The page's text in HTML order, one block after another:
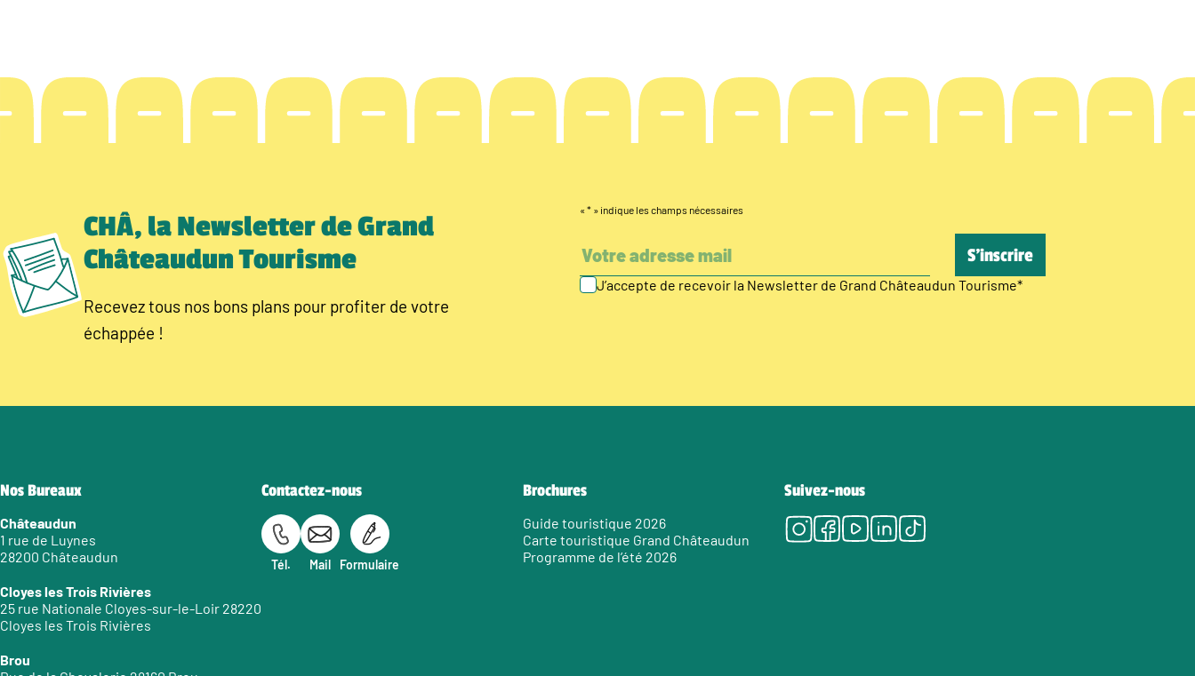
CHÂ, la Newsletter de Grand
Châteaudun Tourisme
Recevez tous nos bons plans pour profiter de votre
échappée !
« * » indique les champs nécessaires
J’accepte de recevoir la Newsletter de Grand Châteaudun Tourisme*
Nos Bureaux
Châteaudun
1 rue de Luynes
28200 Châteaudun
Cloyes les Trois Rivières
25 rue Nationale Cloyes-sur-le-Loir 28220
Cloyes les Trois Rivières
Brou
Contactez-nous
Tél. Mail Formulaire
Brochures
Guide touristique 2026
Carte touristique Grand Châteaudun
Programme de l’été 2026
Suivez-nous
Instagram
Facebook
Youtube
LinkedIn
Tiktok